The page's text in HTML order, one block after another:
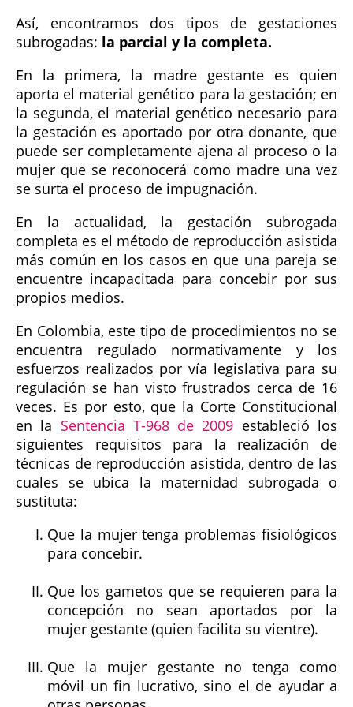
Así, encontramos dos tipos de gestaciones
subrogadas: la parcial y la completa.
En la primera, la madre gestante es quien
aporta el material genético para la gestación; en
la segunda, el material genético necesario para
la gestación es aportado por otra donante, que
puede ser completamente ajena al proceso o la
mujer que se reconocerá como madre una vez
se surta el proceso de impugnación.
En la actualidad, la gestación subrogada
completa es el método de reproducción asistida
más común en los casos en que una pareja se
encuentre incapacitada para concebir por sus
propios medios.
En Colombia, este tipo de procedimientos no se
encuentra regulado normativamente y los
esfuerzos realizados por vía legislativa para su
regulación se han visto frustrados cerca de 16
veces. Es por esto, que la Corte Constitucional
en la Sentencia T-968 de 2009 estableció los
siguientes requisitos para la realización de
técnicas de reproducción asistida, dentro de las
cuales se ubica la maternidad subrogada o
sustituta:
Que la mujer tenga problemas fisiológicos
para concebir.
Que los gametos que se requieren para la
concepción no sean aportados por la
mujer gestante (quien facilita su vientre).
Que la mujer gestante no tenga como
móvil un fin lucrativo, sino el de ayudar a